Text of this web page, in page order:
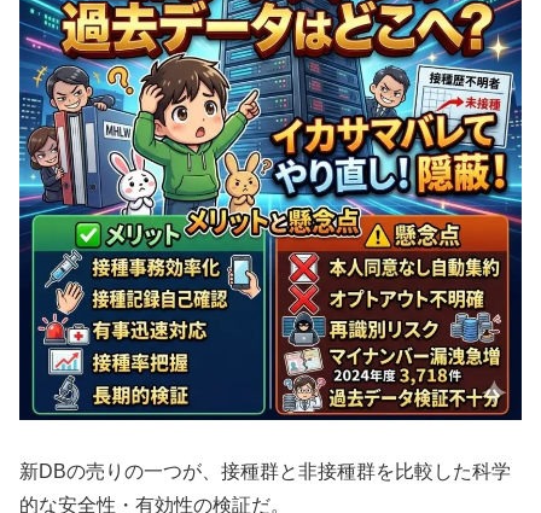
新DBの売りの一つが、接種群と非接種群を比較した科学
的な安全性・有効性の検証だ。